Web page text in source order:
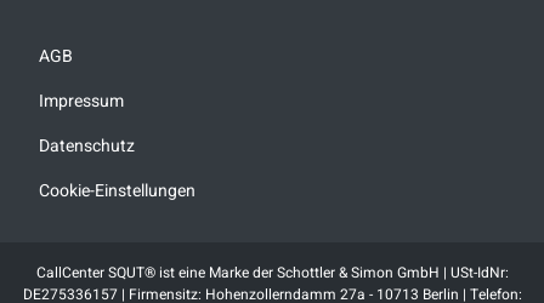
AGB
Impressum
Datenschutz
Cookie-Einstellungen
CallCenter SQUT® ist eine Marke der Schottler & Simon GmbH | USt-IdNr:
DE275336157 | Firmensitz: Hohenzollerndamm 27a - 10713 Berlin | Telefon: